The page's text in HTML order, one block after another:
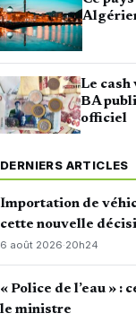
Le cash
BA
officiel
DERNIERS ARTICLES
Importation de
cette nouvelle
6 août 2026·20h24
« Police de l’eau » :
le ministre